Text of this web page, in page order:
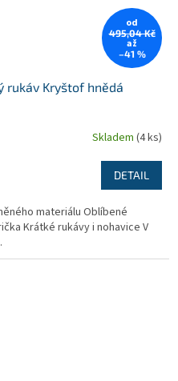
od
495,04 Kč
až
–41 %
rukáv Kryštof hnědá
Skladem (4 ks)
DETAIL
materiálu Oblíbené
Krátké rukávy i nohavice V